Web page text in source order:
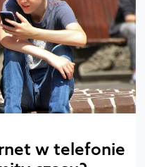
w telefonie